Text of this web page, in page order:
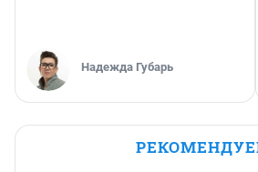
Надежда Губарь